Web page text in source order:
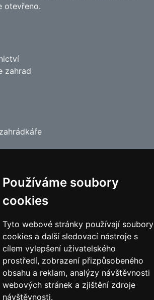
Používáme soubory
cookies
Tyto webové stránky používají soubory
cookies a další sledovací nástroje s
cílem vylepšení uživatelského
prostředí, zobrazení přizpůsobeného
obsahu a reklam, analýzy návštěvnosti
webových stránek a zjištění zdroje
návštěvnosti.
otevřeno.
zahrad
poslední aktualizace 23. 7. 2026 09:45
Jipas - tvorba internetových stránek
Velim u Kolína